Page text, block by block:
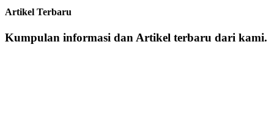
Artikel Terbaru
Kumpulan informasi dan Artikel terbaru dari kami.